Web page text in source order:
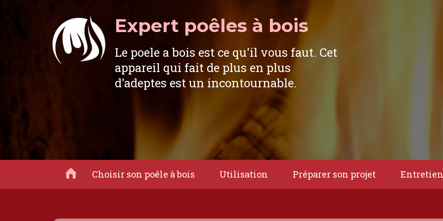
Choisir son poêle à bois Utilisation Préparer son projet Entretien
Expert poêles à bois
Le poele a bois est ce qu'il vous faut. Cet
appareil qui fait de plus en plus
d'adeptes est un incontournable.